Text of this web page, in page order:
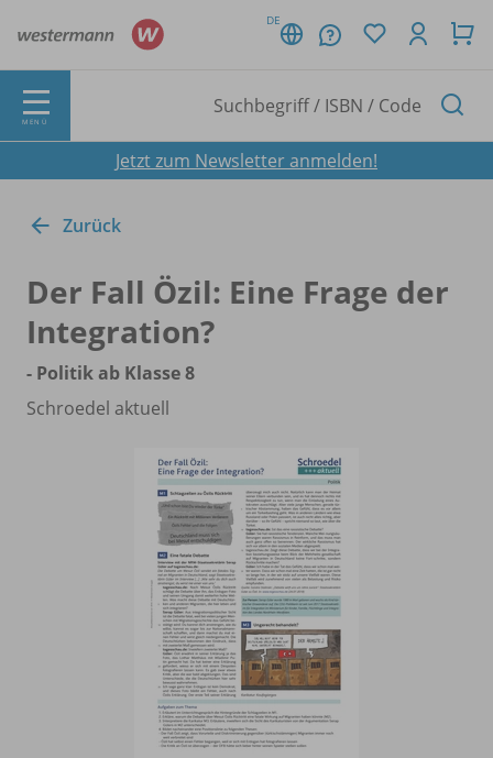
DE
MENÜ
Jetzt zum Newsletter anmelden!
Zurück
Der Fall Özil: Eine Frage der
Integration?
- Politik ab Klasse 8
Schroedel aktuell